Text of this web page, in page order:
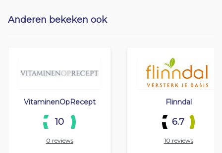
Anderen bekeken ook
VitaminenOpRecept
10
0 reviews
Flinndal
6.7
10 reviews